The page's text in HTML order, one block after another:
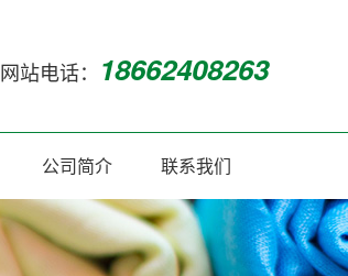
网站电话： 18662408263
公司简介 联系我们